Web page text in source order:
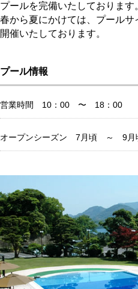
プールを完備いたしております
春から夏にかけては、プール
開催いたしております。
プール情報
営業時間 10：00 〜 18：00
オープンシーズン 7月頃 ～ 9月